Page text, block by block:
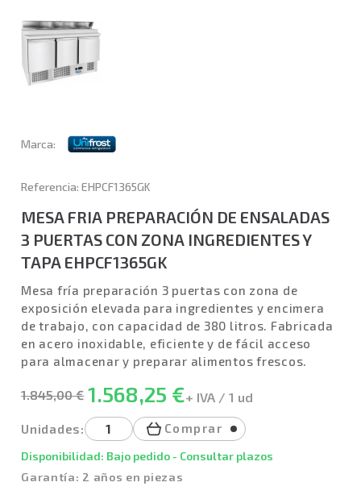
Marca:
Referencia: EHPCF1365GK
MESA FRIA PREPARACIÓN DE ENSALADAS
3 PUERTAS CON ZONA INGREDIENTES Y
TAPA EHPCF1365GK
Mesa fría preparación 3 puertas con zona de
exposición elevada para ingredientes y encimera
de trabajo, con capacidad de 380 litros. Fabricada
en acero inoxidable, eficiente y de fácil acceso
para almacenar y preparar alimentos frescos.
1.845,00 € 1.568,25 €+ IVA / 1 ud
Unidades: Comprar
Disponibilidad: Bajo pedido - Consultar plazos
Garantía: 2 años en piezas